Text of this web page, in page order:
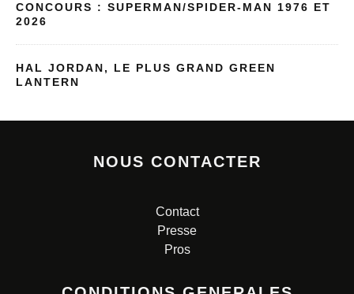
CONCOURS : SUPERMAN/SPIDER-MAN 1976 ET
2026
HAL JORDAN, LE PLUS GRAND GREEN
LANTERN
NOUS CONTACTER
Contact
Presse
Pros